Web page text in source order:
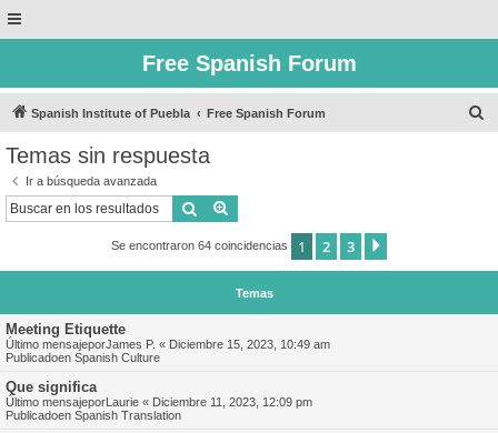
Free Spanish Forum
Spanish Institute of Puebla Free Spanish Forum
Temas sin respuesta
Ir a búsqueda avanzada
Buscar
Se encontraron 64 coincidencias 1 2 3
Temas
Meeting Etiquette
Último mensajeporJames P. « Diciembre 15, 2023, 10:49 am
Publicadoen Spanish Culture
Que significa
Último mensajeporLaurie « Diciembre 11, 2023, 12:09 pm
Publicadoen Spanish Translation